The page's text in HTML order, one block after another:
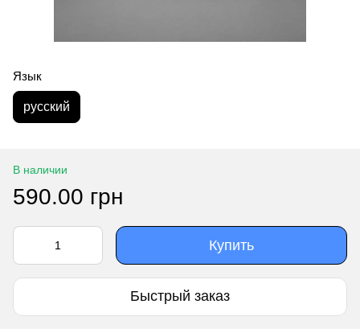
Язык
русский
В наличии
590.00 грн
Купить
Быстрый заказ